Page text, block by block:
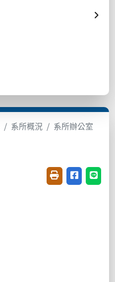
系所概況 系所辦公室
友善列印(開新視
分享至臉書
分享